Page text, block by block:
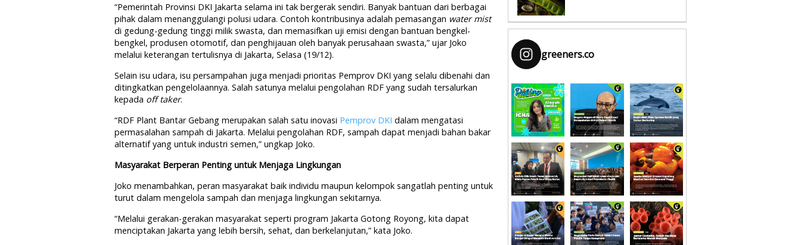
“Pemerintah Provinsi DKI Jakarta selama ini tak bergerak sendiri. Banyak bantuan dari berbagai
pihak dalam menanggulangi polusi udara. Contoh kontribusinya adalah pemasangan water mist
di gedung-gedung tinggi milik swasta, dan memasifkan uji emisi dengan bantuan bengkel-
bengkel, produsen otomotif, dan penghijauan oleh banyak perusahaan swasta,” ujar Joko
melalui keterangan tertulisnya di Jakarta, Selasa (19/12).
Selain isu udara, isu persampahan juga menjadi prioritas Pemprov DKI yang selalu dibenahi dan
ditingkatkan pengelolaannya. Salah satunya melalui pengolahan RDF yang sudah tersalurkan
kepada off taker.
“RDF Plant Bantar Gebang merupakan salah satu inovasi Pemprov DKI dalam mengatasi
permasalahan sampah di Jakarta. Melalui pengolahan RDF, sampah dapat menjadi bahan bakar
alternatif yang untuk industri semen,” ungkap Joko.
Masyarakat Berperan Penting untuk Menjaga Lingkungan
Joko menambahkan, peran masyarakat baik individu maupun kelompok sangatlah penting untuk
turut dalam mengelola sampah dan menjaga lingkungan sekitarnya.
“Melalui gerakan-gerakan masyarakat seperti program Jakarta Gotong Royong, kita dapat
menciptakan Jakarta yang lebih bersih, sehat, dan berkelanjutan,” kata Joko.
greeners.co